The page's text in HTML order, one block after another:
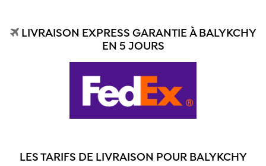
LIVRAISON EXPRESS GARANTIE À BALYKCHY
EN 5 JOURS
LES TARIFS DE LIVRAISON POUR BALYKCHY